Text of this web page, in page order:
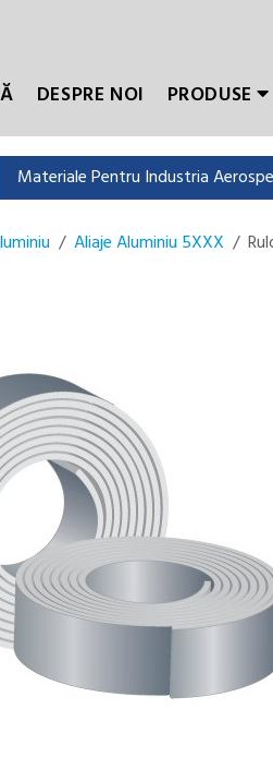
DESPRE NOI PRODUSE
Materiale Pentru Industria
Aliaje Aluminiu 5XXX